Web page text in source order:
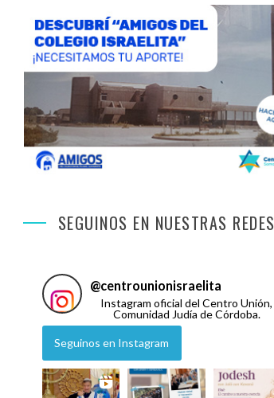
SEGUINOS EN NUESTRAS REDES
@centrounionisraelita
Instagram oficial del Centro Unión,
Comunidad Judía de Córdoba.
Seguinos en Instagram